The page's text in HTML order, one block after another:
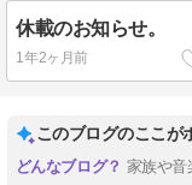
休載のお知らせ。
1年2ヶ月前
このブログのここが
家族や音